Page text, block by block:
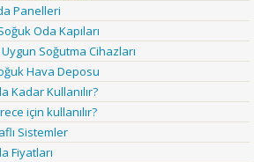
Panelleri
Oda Kapıları
Soğutma Cihazları
Hava Deposu
Kadar Kullanılır?
için kullanılır?
Sistemler
Fiyatları